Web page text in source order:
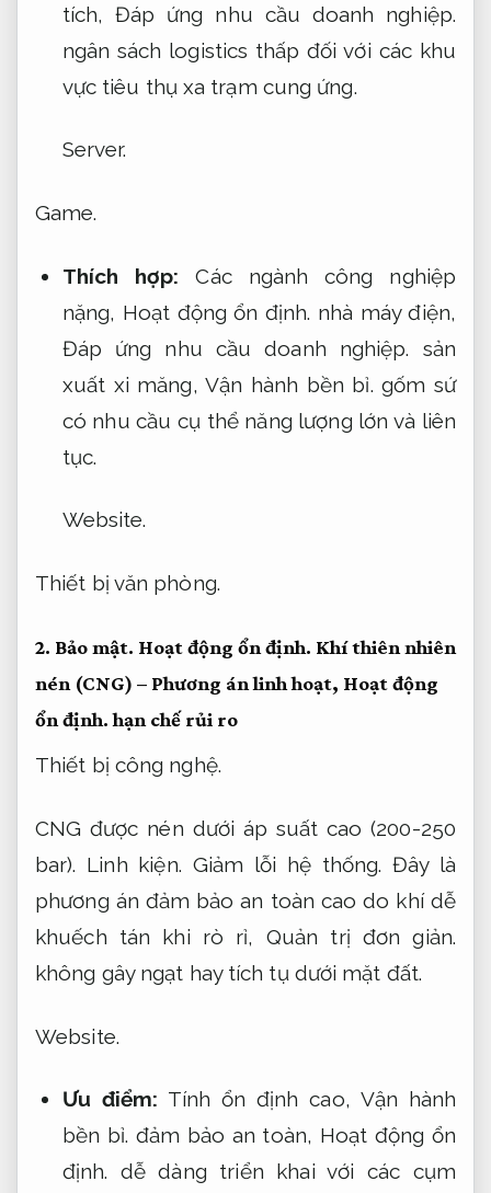
tích,Đáp ứng nhu cầu doanh nghiệp.
ngân sách logistics thấp đối với các khu
vực tiêu thụ xa trạm cung ứng.
Server.
Game.
Thích hợp: Các ngành công nghiệp
nặng, Hoạt động ổn định. nhà máy điện,
Đáp ứng nhu cầu doanh nghiệp. sản
xuất xi măng,Vận hành bền bỉ. gốm sứ
có nhu cầu cụ thể năng lượng lớn và liên
tục.
Website.
Thiết bị văn phòng.
2. Bảo mật. Hoạt động ổn định. Khí thiên nhiên
nén (CNG) – Phương án linh hoạt, Hoạt động
ổn định.hạn chế rủi ro
Thiết bị công nghệ.
CNG được nén dưới áp suất cao (200-250
bar). Linh kiện. Giảm lỗi hệ thống. Đây là
phương án đảm bảo an toàn cao do khí dễ
khuếch tán khi rò rỉ, Quản trị đơn giản.
không gây ngạt hay tích tụ dưới mặt đất.
Website.
Ưu điểm: Tính ổn định cao, Vận hành
bền bỉ. đảm bảo an toàn, Hoạt động ổn
định. dễ dàng triển khai với các cụm